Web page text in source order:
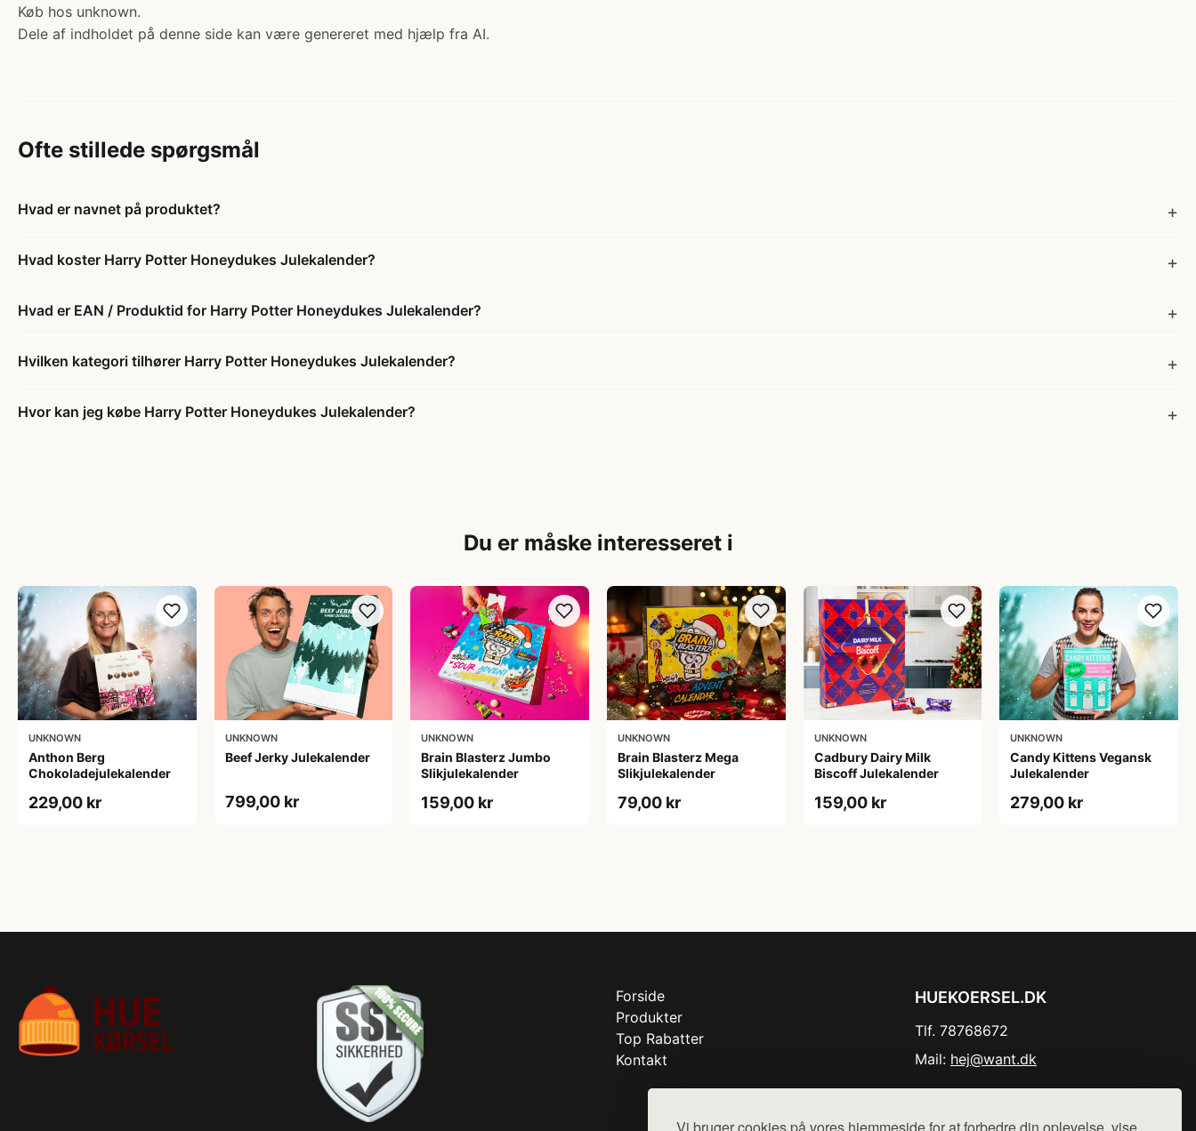
Køb hos unknown.
Dele af indholdet på denne side kan være genereret med hjælp fra AI.
Ofte stillede spørgsmål
Hvad er navnet på produktet?
Hvad koster Harry Potter Honeydukes Julekalender?
Hvad er EAN / Produktid for Harry Potter Honeydukes Julekalender?
Hvilken kategori tilhører Harry Potter Honeydukes Julekalender?
Hvor kan jeg købe Harry Potter Honeydukes Julekalender?
Du er måske interesseret i
UNKNOWN
Anthon Berg
Chokoladejulekalender
229,00 kr
UNKNOWN
Beef Jerky Julekalender
799,00 kr
UNKNOWN
Brain Blasterz Jumbo
Slikjulekalender
159,00 kr
UNKNOWN
Brain Blasterz Mega
Slikjulekalender
79,00 kr
UNKNOWN
Cadbury Dairy Milk
Biscoff Julekalender
159,00 kr
UNKNOWN
Candy Kittens Vegansk
Julekalender
279,00 kr
Forside
Produkter
Top Rabatter
Kontakt
HUEKOERSEL.DK
Tlf. 78768672
Mail: hej@want.dk